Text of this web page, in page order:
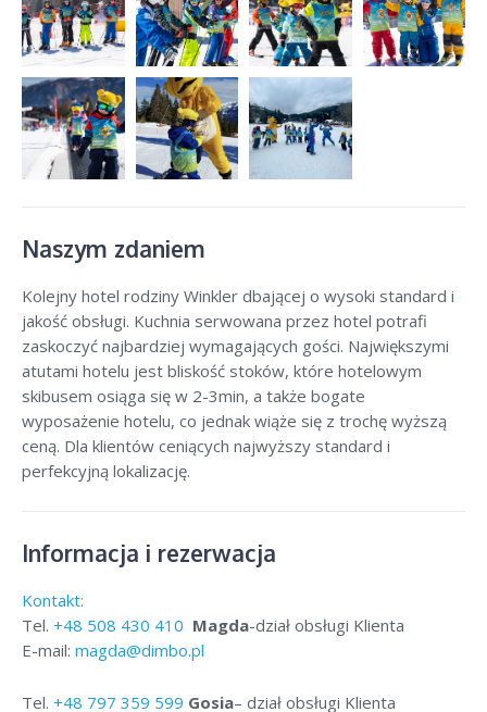
Naszym zdaniem
Kolejny hotel rodziny Winkler dbającej o wysoki standard i
jakość obsługi. Kuchnia serwowana przez hotel potrafi
zaskoczyć najbardziej wymagających gości. Największymi
atutami hotelu jest bliskość stoków, które hotelowym
skibusem osiąga się w 2-3min, a także bogate
wyposażenie hotelu, co jednak wiąże się z trochę wyższą
ceną. Dla klientów ceniących najwyższy standard i
perfekcyjną lokalizację.
Informacja i rezerwacja
Kontakt:
Tel. +48 508 430 410 Magda-dział obsługi Klienta
E-mail: magda@dimbo.pl
Tel. +48 797 359 599 Gosia– dział obsługi Klienta